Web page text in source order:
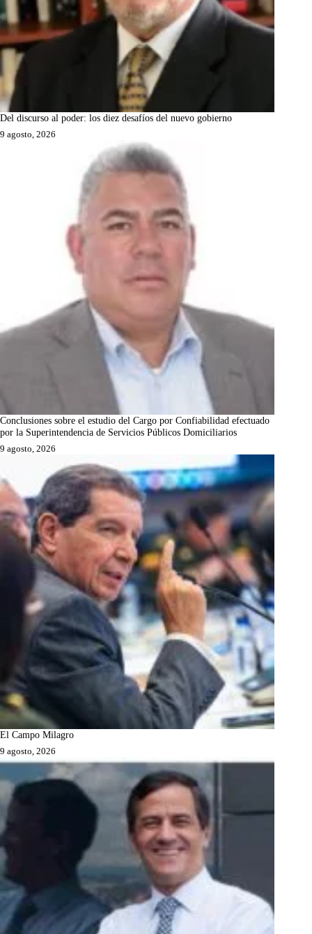
Del discurso al poder: los diez desafíos del nuevo gobierno
9 agosto, 2026
Conclusiones sobre el estudio del Cargo por Confiabilidad efectuado
por la Superintendencia de Servicios Públicos Domiciliarios
9 agosto, 2026
El Campo Milagro
9 agosto, 2026